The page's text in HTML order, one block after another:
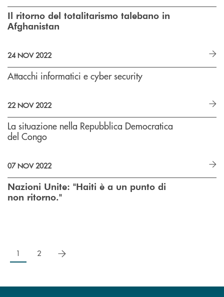
Il ritorno del totalitarismo talebano in
Afghanistan
24 NOV 2022
Attacchi informatici e cyber security
22 NOV 2022
La situazione nella Repubblica Democratica
del Congo
07 NOV 2022
Nazioni Unite: "Haiti è a un punto di
non ritorno."
1 2 successivo